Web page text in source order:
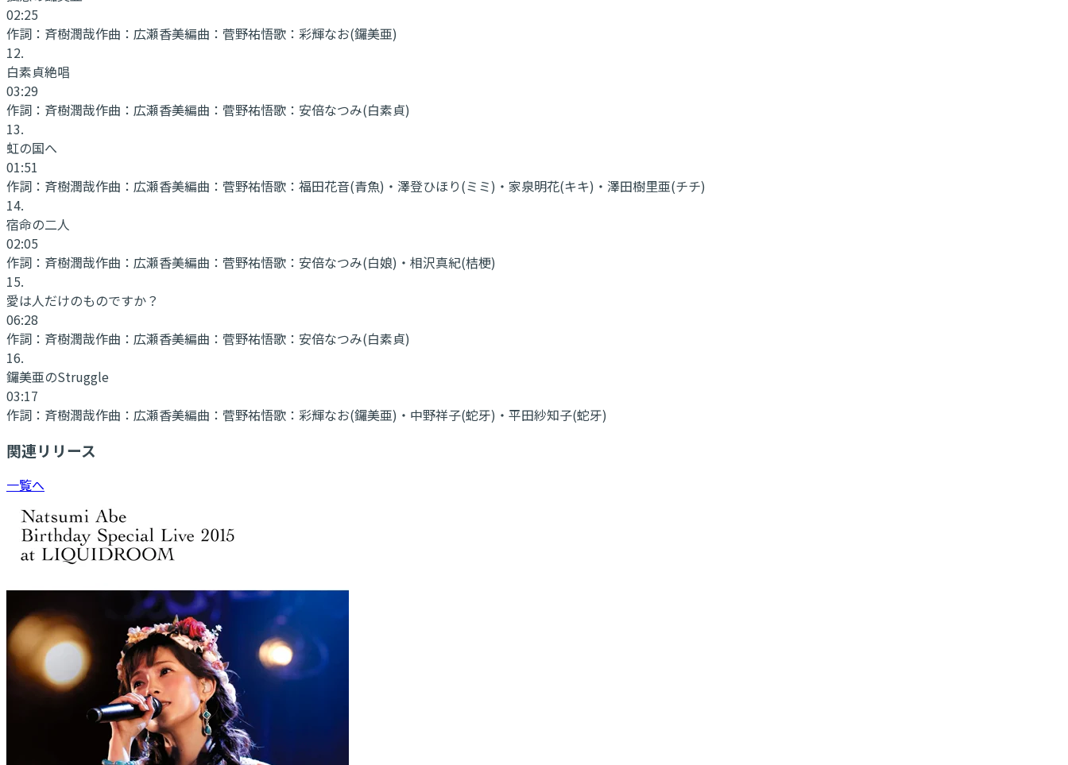
02:25
作詞： 斉樹潤哉作曲： 広瀬香美編曲： 菅野祐悟歌： 彩輝なお(鑼美亜)
12.
白素貞絶唱
03:29
作詞： 斉樹潤哉作曲： 広瀬香美編曲： 菅野祐悟歌： 安倍なつみ(白素貞)
13.
虹の国へ
01:51
作詞： 斉樹潤哉作曲： 広瀬香美編曲： 菅野祐悟歌： 福田花音(青魚)・澤登ひほり(ミミ)・家泉明花(キキ)・澤田樹里亜(チチ)
14.
宿命の二人
02:05
作詞： 斉樹潤哉作曲： 広瀬香美編曲： 菅野祐悟歌： 安倍なつみ(白娘)・相沢真紀(桔梗)
15.
愛は人だけのものですか？
06:28
作詞： 斉樹潤哉作曲： 広瀬香美編曲： 菅野祐悟歌： 安倍なつみ(白素貞)
16.
鑼美亜のStruggle
03:17
作詞： 斉樹潤哉作曲： 広瀬香美編曲： 菅野祐悟歌： 彩輝なお(鑼美亜)・中野祥子(蛇牙)・平田紗知子(蛇牙)
関連リリース
一覧へ